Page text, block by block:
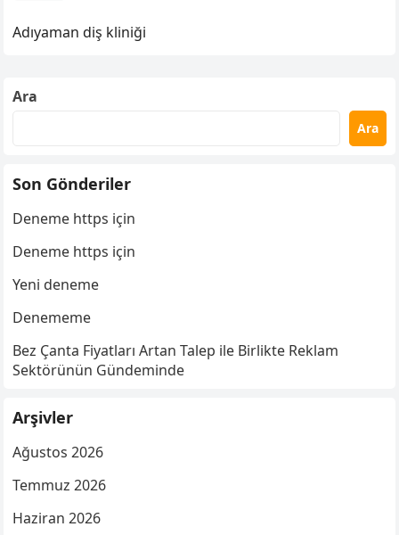
Adıyaman diş kliniği
Ara
Ara
Son Gönderiler
Deneme https için
Deneme https için
Yeni deneme
Denememe
Bez Çanta Fiyatları Artan Talep ile Birlikte Reklam
Sektörünün Gündeminde
Arşivler
Ağustos 2026
Temmuz 2026
Haziran 2026